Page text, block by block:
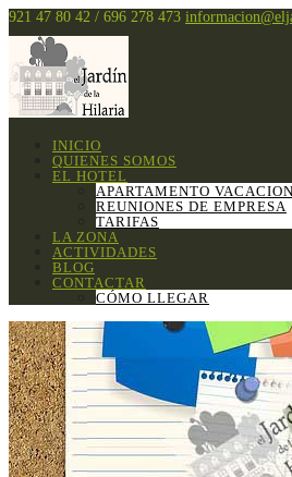
921 47 80 42 / 696 278 473
INICIO
QUIENES SOMOS
EL HOTEL
APARTAMENTO
REUNIONES DE EMPRESA
TARIFAS
LA ZONA
ACTIVIDADES
BLOG
CONTACTAR
CÓMO LLEGAR